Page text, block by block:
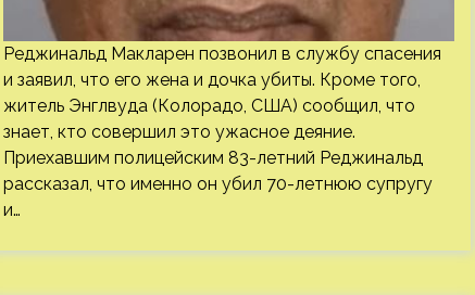
Реджинальд Макларен позвонил в службу спасения
и заявил, что его жена и дочка убиты. Кроме того,
житель Энглвуда (Колорадо, США) сообщил, что
знает, кто совершил это ужасное деяние.
Приехавшим полицейским 83-летний Реджинальд
рассказал, что именно он убил 70-летнюю супругу
и…